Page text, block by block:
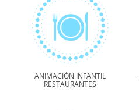
ANIMACIÓN INFANTIL
RESTAURANTES